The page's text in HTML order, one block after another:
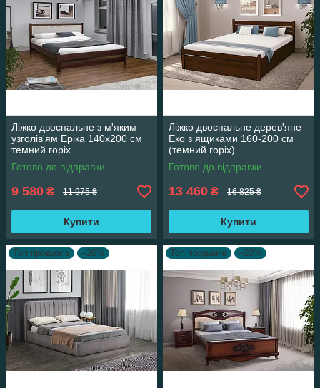
Ліжко двоспальне з м'яким
узголів'ям Еріка 140х200 см
темний горіх
Готово до відправки
9 580 ₴ 11 975 ₴
Купити
Ліжко двоспальне дерев'яне
Еко з ящиками 160-200 см
(темний горіх)
Готово до відправки
13 460 ₴ 16 825 ₴
Купити
Топ продажів –20% Топ продажів –20%